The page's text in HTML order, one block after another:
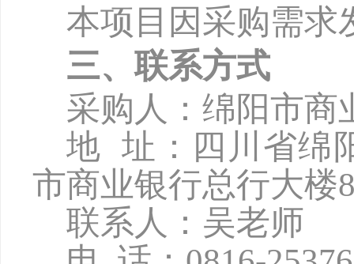
本项目因采购需求
三、联系方式
采购人：绵阳市商
地 址：四川省绵
市商业银行总行大楼
联系人：吴老师